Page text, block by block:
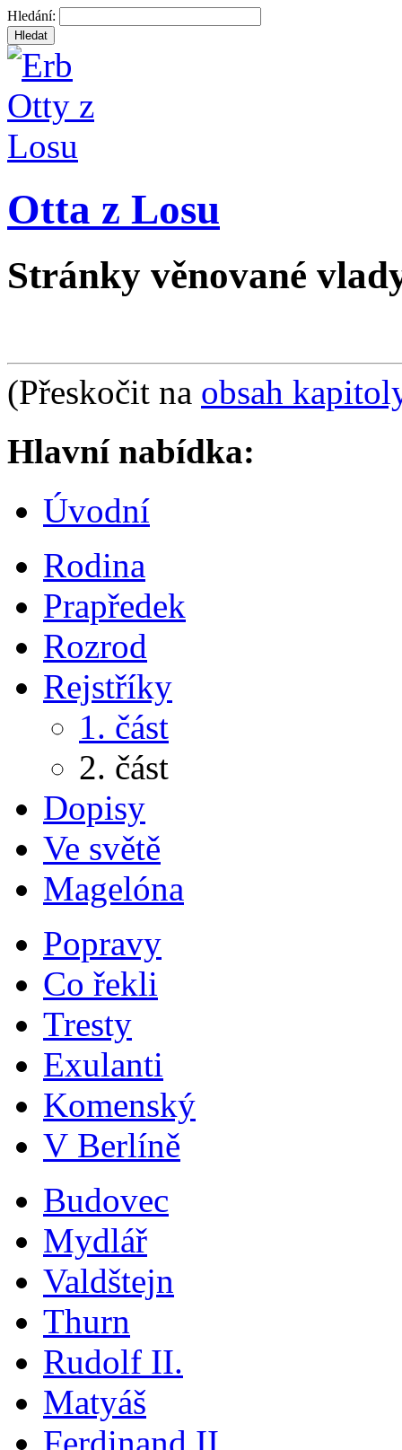
Hledání:
Otta z Losu
Stránky věnované
(Přeskočit na obsah
Hlavní nabídka:
Úvodní
Rodina
Prapředek
Rozrod
Rejstříky
1. část
2. část
Dopisy
Ve světě
Magelóna
Popravy
Co řekli
Tresty
Exulanti
Komenský
V Berlíně
Budovec
Mydlář
Valdštejn
Thurn
Rudolf II.
Matyáš